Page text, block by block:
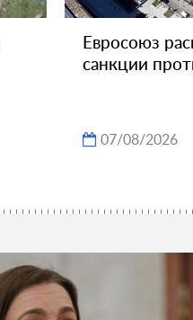
Евросоюз
санкции
07/08/2026